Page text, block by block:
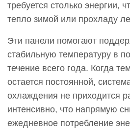
требуется столько энергии,
тепло зимой или прохладу
Эти панели помогают
стабильную температуру в
течение всего года. Когда
остается постоянной,
охлаждения не приходится
интенсивно, что напрямую
ежедневное потребление